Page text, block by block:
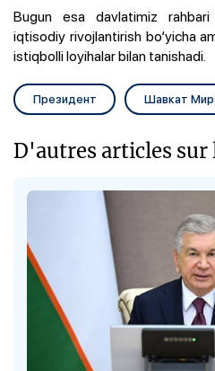
Bugun esa davlatimiz
iqtisodiy rivojlantirish bo‘yicha
istiqbolli loyihalar bilan tanishadi.
Президент Шавкат
D'autres articles sur